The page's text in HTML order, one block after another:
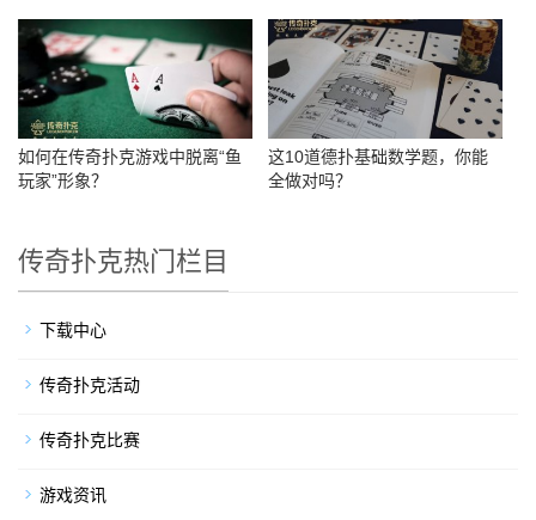
如何在传奇扑克游戏中脱离“鱼
玩家”形象？
这10道德扑基础数学题，你能
全做对吗？
传奇扑克热门栏目
下载中心
传奇扑克活动
传奇扑克比赛
游戏资讯